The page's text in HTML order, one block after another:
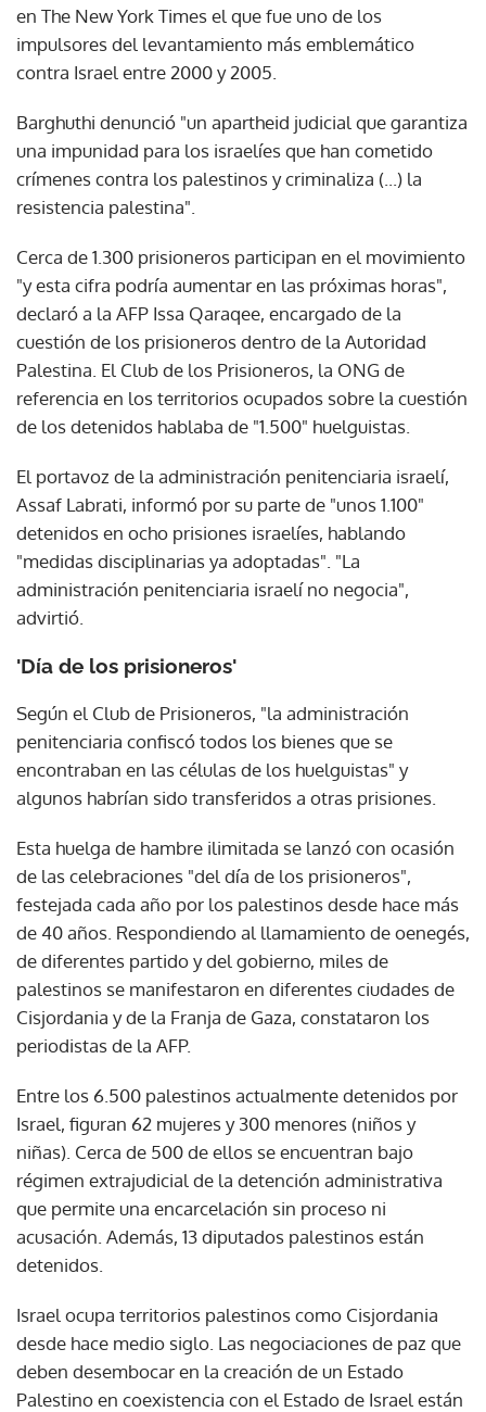
en The New York Times el que fue uno de los
impulsores del levantamiento más emblemático
contra Israel entre 2000 y 2005.
Barghuthi denunció "un apartheid judicial que garantiza
una impunidad para los israelíes que han cometido
crímenes contra los palestinos y criminaliza (...) la
resistencia palestina".
Cerca de 1.300 prisioneros participan en el movimiento
"y esta cifra podría aumentar en las próximas horas",
declaró a la AFP Issa Qaraqee, encargado de la
cuestión de los prisioneros dentro de la Autoridad
Palestina. El Club de los Prisioneros, la ONG de
referencia en los territorios ocupados sobre la cuestión
de los detenidos hablaba de "1.500" huelguistas.
El portavoz de la administración penitenciaria israelí,
Assaf Labrati, informó por su parte de "unos 1.100"
detenidos en ocho prisiones israelíes, hablando
"medidas disciplinarias ya adoptadas". "La
administración penitenciaria israelí no negocia",
advirtió.
'Día de los prisioneros'
Según el Club de Prisioneros, "la administración
penitenciaria confiscó todos los bienes que se
encontraban en las células de los huelguistas" y
algunos habrían sido transferidos a otras prisiones.
Esta huelga de hambre ilimitada se lanzó con ocasión
de las celebraciones "del día de los prisioneros",
festejada cada año por los palestinos desde hace más
de 40 años. Respondiendo al llamamiento de oenegés,
de diferentes partido y del gobierno, miles de
palestinos se manifestaron en diferentes ciudades de
Cisjordania y de la Franja de Gaza, constataron los
periodistas de la AFP.
Entre los 6.500 palestinos actualmente detenidos por
Israel, figuran 62 mujeres y 300 menores (niños y
niñas). Cerca de 500 de ellos se encuentran bajo
régimen extrajudicial de la detención administrativa
que permite una encarcelación sin proceso ni
acusación. Además, 13 diputados palestinos están
detenidos.
Israel ocupa territorios palestinos como Cisjordania
desde hace medio siglo. Las negociaciones de paz que
deben desembocar en la creación de un Estado
Palestino en coexistencia con el Estado de Israel están